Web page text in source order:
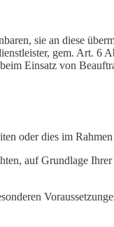
sie an diese
gem. Art. 6
Einsatz von
oder dies im
auf Grundlage